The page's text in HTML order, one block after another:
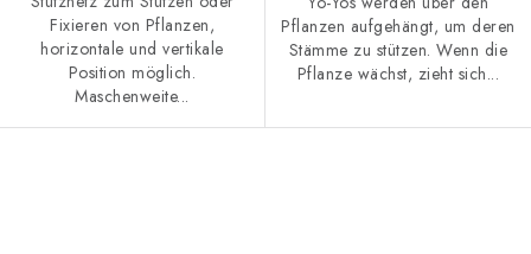
Fixieren von Pflanzen,
horizontale und vertikale
Position möglich.
Maschenweite...
Pflanzen aufgehängt, um deren
Stämme zu stützen. Wenn die
Pflanze wächst, zieht sich...